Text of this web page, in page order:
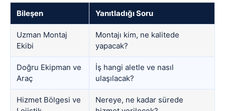
Bileşen Yanıtladığı Soru
Uzman Montaj
Ekibi
Montajı kim, ne kalitede
yapacak?
Doğru Ekipman ve
Araç
İş hangi aletle ve nasıl
ulaşılacak?
Hizmet Bölgesi ve
Nereye, ne kadar sürede